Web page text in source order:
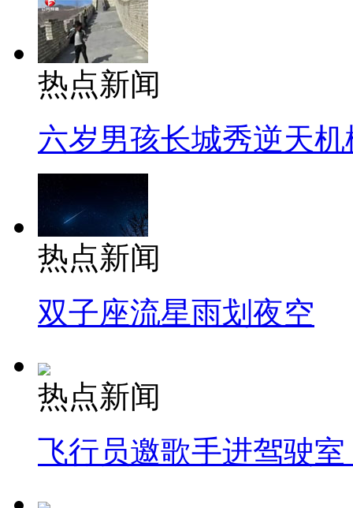
热点新闻
六岁男孩长城秀逆天机
热点新闻
双子座流星雨划夜空
热点新闻
飞行员邀歌手进驾驶